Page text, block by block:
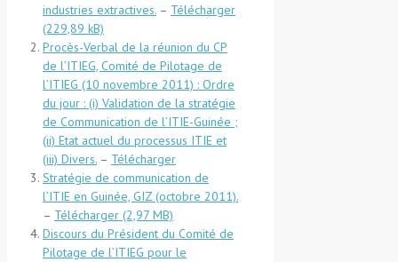
industries extractives. – Télécharger
Procès-Verbal de la réunion du CP
de l’ITIEG, Comité de Pilotage de
l’ITIEG (10 novembre 2011) : Ordre
du jour : (i) Validation de la stratégie
de Communication de l’ITIE-Guinée ;
(ii) Etat actuel du processus ITIE et
(iii) Divers. – Télécharger
Stratégie de communication de
l’ITIE en Guinée, GIZ (octobre 2011).
– Télécharger
Discours du Président du Comité de
Pilotage de l’ITIEG pour le